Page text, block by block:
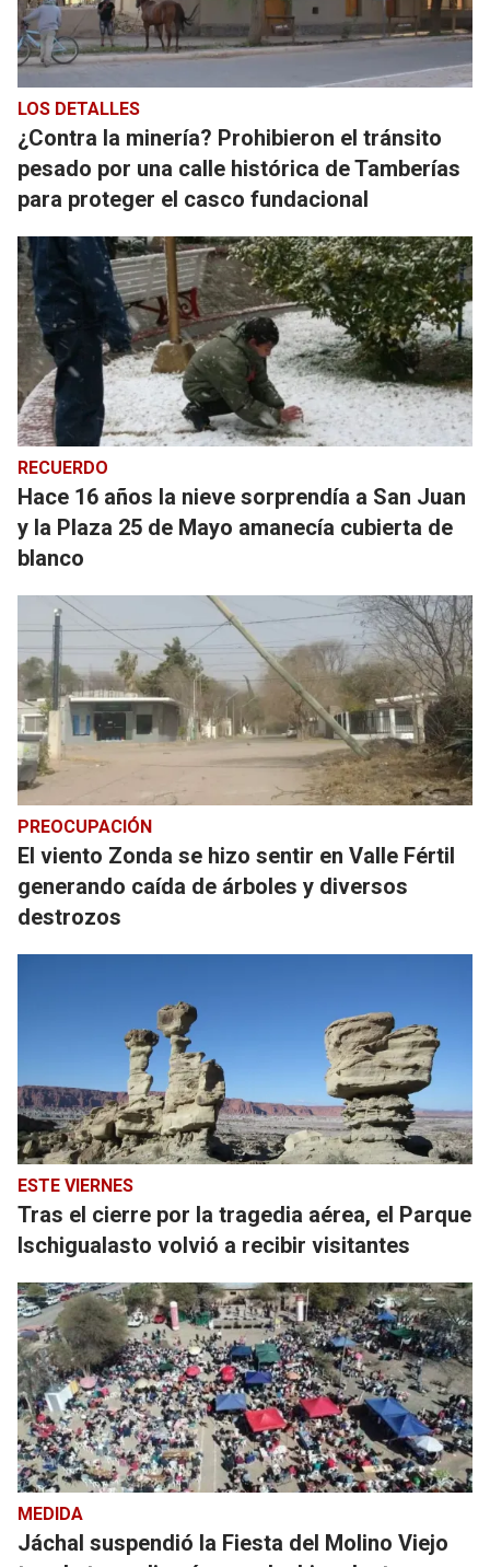
LOS DETALLES
¿Contra la minería? Prohibieron el tránsito
pesado por una calle histórica de Tamberías
para proteger el casco fundacional
RECUERDO
Hace 16 años la nieve sorprendía a San Juan
y la Plaza 25 de Mayo amanecía cubierta de
blanco
PREOCUPACIÓN
El viento Zonda se hizo sentir en Valle Fértil
generando caída de árboles y diversos
destrozos
ESTE VIERNES
Tras el cierre por la tragedia aérea, el Parque
Ischigualasto volvió a recibir visitantes
MEDIDA
Jáchal suspendió la Fiesta del Molino Viejo